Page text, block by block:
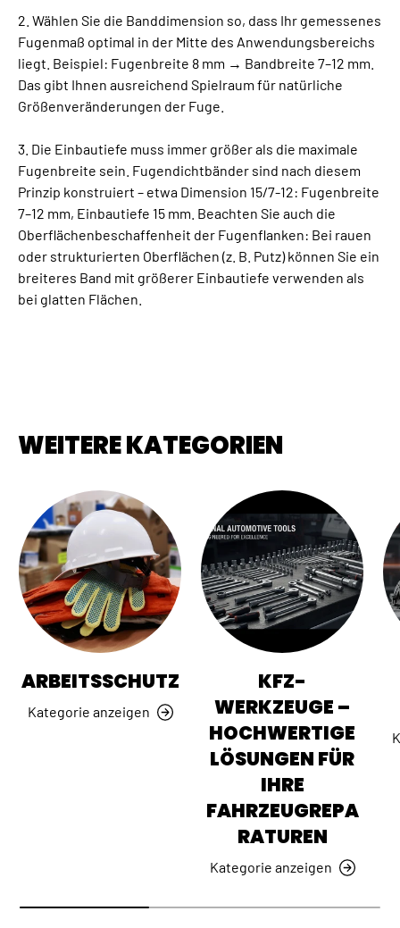
2. Wählen Sie die Banddimension so, dass Ihr gemessenes
Fugenmaß optimal in der Mitte des Anwendungsbereichs
liegt. Beispiel: Fugenbreite 8 mm → Bandbreite 7–12 mm.
Das gibt Ihnen ausreichend Spielraum für natürliche
Größenveränderungen der Fuge.
3. Die Einbautiefe muss immer größer als die maximale
Fugenbreite sein. Fugendichtbänder sind nach diesem
Prinzip konstruiert – etwa Dimension 15/7-12: Fugenbreite
7–12 mm, Einbautiefe 15 mm. Beachten Sie auch die
Oberflächenbeschaffenheit der Fugenflanken: Bei rauen
oder strukturierten Oberflächen (z. B. Putz) können Sie ein
breiteres Band mit größerer Einbautiefe verwenden als
bei glatten Flächen.
WEITERE KATEGORIEN
ARBEITSSCHUTZ
Kategorie anzeigen
KFZ-
WERKZEUGE –
HOCHWERTIGE
LÖSUNGEN FÜR
IHRE
FAHRZEUGREPA
RATUREN
Kategorie anzeigen